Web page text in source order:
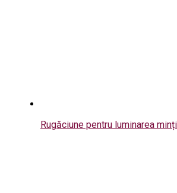
Rugăciune pentru luminarea